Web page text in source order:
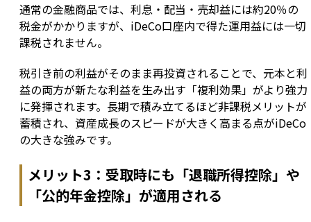
通常の金融商品では、利息・配当・売却益には約20％の
税金がかかりますが、iDeCo口座内で得た運用益には一切
課税されません。
税引き前の利益がそのまま再投資されることで、元本と利
益の両方が新たな利益を生み出す「複利効果」がより強力
に発揮されます。長期で積み立てるほど非課税メリットが
蓄積され、資産成長のスピードが大きく高まる点がiDeCo
の大きな強みです。
メリット3：受取時にも「退職所得控除」や
「公的年金控除」が適用される